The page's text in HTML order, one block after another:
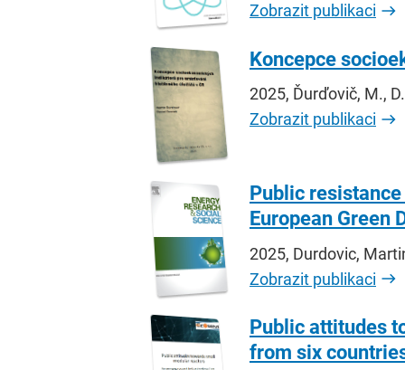
Zobrazit publikaci
Koncepce
2025, Ďurďovič, M.,
Zobrazit publikaci
Public
European Green
2025, Durdovic,
Zobrazit publikaci
Public attitudes
from six